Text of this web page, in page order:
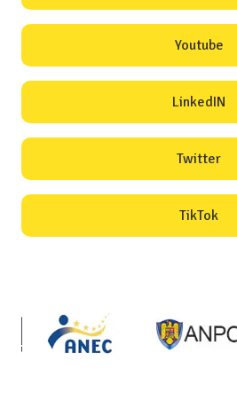
Youtube
LinkedIN
Twitter
TikTok